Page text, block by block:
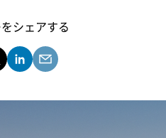
シェアする